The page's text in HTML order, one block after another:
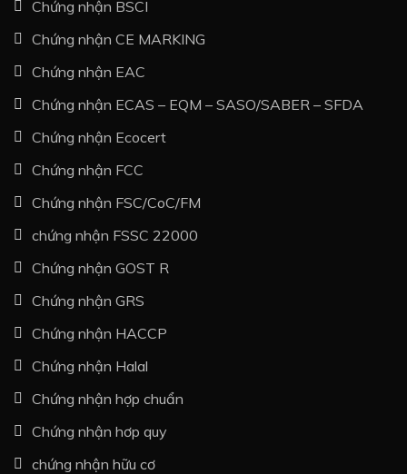
Chứng nhận BSCI
Chứng nhận CE MARKING
Chứng nhận EAC
Chứng nhận ECAS – EQM – SASO/SABER – SFDA
Chứng nhận Ecocert
Chứng nhận FCC
Chứng nhận FSC/CoC/FM
chứng nhận FSSC 22000
Chứng nhận GOST R
Chứng nhận GRS
Chứng nhận HACCP
Chứng nhận Halal
Chứng nhận hợp chuẩn
Chứng nhận hơp quy
chứng nhận hữu cơ